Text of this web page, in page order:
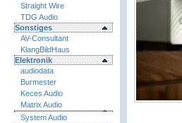
Straight Wire
TDG Audio
Sonstiges
AV-Consultant
KlangBildHaus
Elektronik
audiodata
Burmester
Keces Audio
Matrix Audio
System Audio